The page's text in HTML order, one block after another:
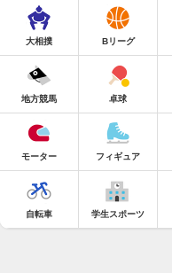
大相撲 Bリーグ
地方競馬 卓球
モーター フィギュア
自転車 学生スポーツ